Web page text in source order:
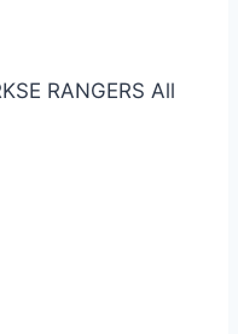
RANGERS All